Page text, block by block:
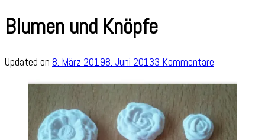
Blumen und Knöpfe
Updated on 8. März 20198. Juni 20133 Kommentare
und
Knöpfe